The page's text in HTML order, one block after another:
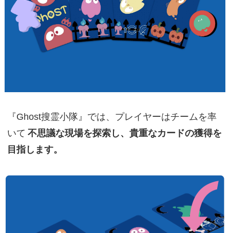
『Ghost搜霊小隊』では、プレイヤーはチームを率
いて 不思議な現場を探索し、貴重なカードの獲得を
目指します。